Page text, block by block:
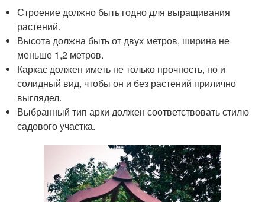
Строение должно быть годно для выращивания
растений.
Высота должна быть от двух метров, ширина не
меньше 1,2 метров.
Каркас должен иметь не только прочность, но и
солидный вид, чтобы он и без растений прилично
выглядел.
Выбранный тип арки должен соответствовать стилю
садового участка.